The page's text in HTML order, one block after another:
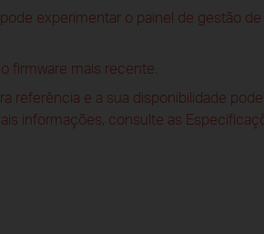
experimentar o painel de gestão
firmware mais recente.
referência e a sua disponibilidade
informações, consulte as